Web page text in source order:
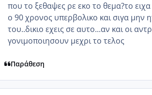
που το ξεθαψες ρε εκο το θεμα?το ειχα
ο 90 χρονος υπερβολικο και σιγα μην
του..δικιο εχεις σε αυτο...αν και οι
γονιμοποιησουν μεχρι το τελος
Παράθεση